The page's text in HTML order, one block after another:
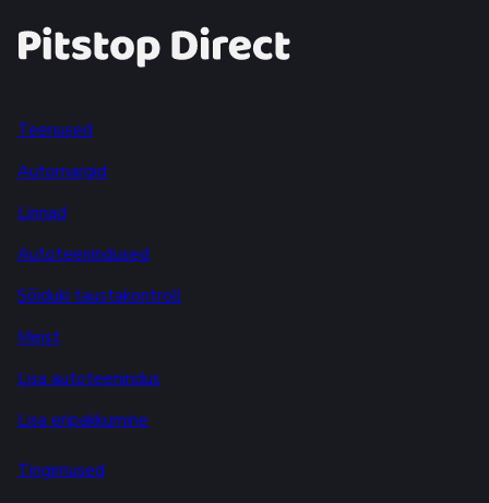
Teenused
Automargid
Linnad
Autoteenindused
Sõiduki taustakontroll
Meist
Lisa autoteenindus
Lisa eripakkumine
Tingimused